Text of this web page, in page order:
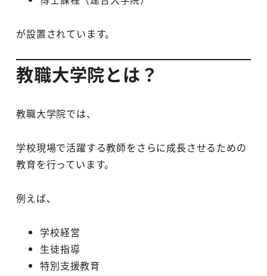
が設置されています。
教職大学院とは？
教職大学院では、
学校現場で活躍する教師をさらに成長させるための
教育を行っています。
例えば、
学校経営
生徒指導
特別支援教育